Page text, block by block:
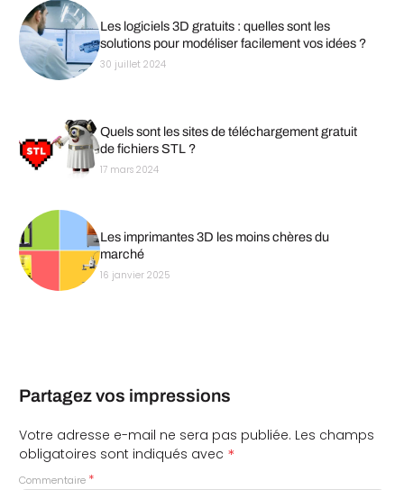
Les logiciels 3D gratuits : quelles sont les
solutions pour modéliser facilement vos idées ?
30 juillet 2024
Quels sont les sites de téléchargement gratuit
de fichiers STL ?
17 mars 2024
Les imprimantes 3D les moins chères du
marché
16 janvier 2025
Partagez vos impressions
Votre adresse e-mail ne sera pas publiée. Les champs
obligatoires sont indiqués avec *
Commentaire *